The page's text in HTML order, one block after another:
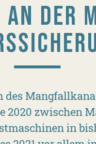
DER
des
2020 zwischen
in